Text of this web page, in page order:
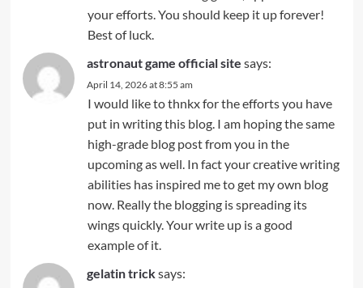
your efforts. You should keep it up forever!
Best of luck.
astronaut game official site says:
April 14, 2026 at 8:55 am
I would like to thnkx for the efforts you have
put in writing this blog. I am hoping the same
high-grade blog post from you in the
upcoming as well. In fact your creative writing
abilities has inspired me to get my own blog
now. Really the blogging is spreading its
wings quickly. Your write up is a good
example of it.
gelatin tricksays: